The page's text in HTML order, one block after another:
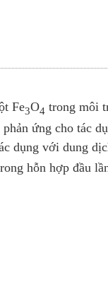
Fe3O4 trong môi
phản ứng cho
dụng với dung
hỗn hợp đầu